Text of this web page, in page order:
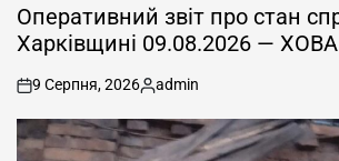
У
Оперативний звіт про стан
Харківщині 09.08.2026 — ХОВА
on
9 Серпня, 2026
Опубліковано
admin